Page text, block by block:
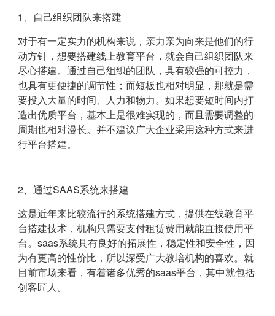
1、自己组织团队来搭建
对于有一定实力的机构来说，亲力亲为向来是他们的行
动方针，想要搭建线上教育平台，就会自己组织团队来
尽心搭建。通过自己组织的团队，具有较强的可控力，
也具有更便捷的调节性；而短板也相对明显，那就是需
要投入大量的时间、人力和物力。如果想要短时间内打
造出优质平台，基本上是很难实现的，而且需要调整的
周期也相对漫长。并不建议广大企业采用这种方式来进
行平台搭建。
2、通过SAAS系统来搭建
这是近年来比较流行的系统搭建方式，提供在线教育平
台搭建技术，机构只需要支付租赁费用就能直接使用平
台。saas系统具有良好的拓展性，稳定性和安全性，因
为有更高的性价比，所以深受广大教培机构的喜欢。就
目前市场来看，有着诸多优秀的saas平台，其中就包括
创客匠人。